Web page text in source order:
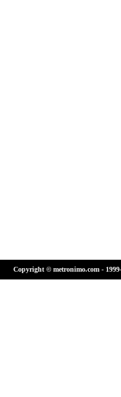
Copyright © metronimo.com -